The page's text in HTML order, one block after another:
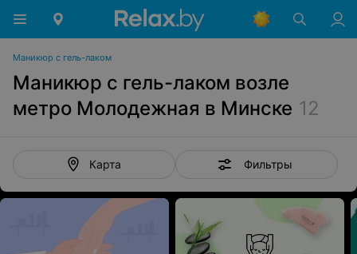
Маникюр с гель-лаком
Маникюр с гель-лаком возле
метро Молодежная в Минске 12
Карта Фильтры